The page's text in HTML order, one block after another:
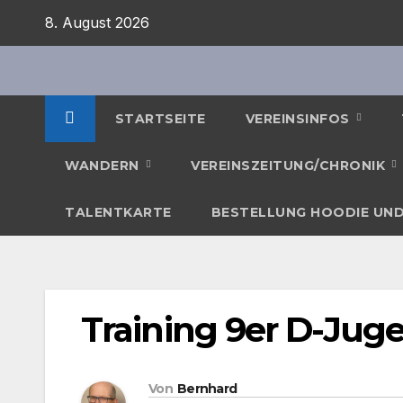
8. August 2026
STARTSEITE VEREINSINFOS
WANDERN VEREINSZEITUNG/CHRONIK
TALENTKARTE BESTELLUNG HOODIE
Training 9er D-
Von Bernhard